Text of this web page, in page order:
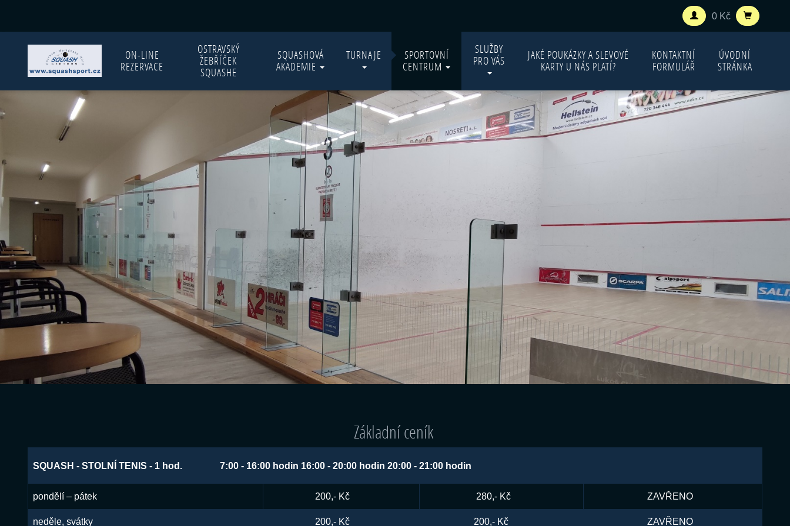
0 Kč
ON-LINE
REZERVACE
OSTRAVSKÝ
ŽEBŘÍČEK
SQUASHE
SQUASHOVÁ
AKADEMIE
TURNAJE
SPORTOVNÍ
CENTRUM
SLUŽBY
PRO VÁS
JAKÉ POUKÁZKY A SLEVOVÉ
KARTY U NÁS PLATÍ?
KONTAKTNÍ
FORMULÁŘ
ÚVODNÍ
STRÁNKA
Základní ceník
SQUASH - STOLNÍ TENIS - 1 hod. 7:00 - 16:00 hodin 16:00 - 20:00 hodin 20:00 - 21:00 hodin
pondělí – pátek 200,- Kč 280,- Kč ZAVŘENO
neděle, svátky 200,- Kč 200,- Kč ZAVŘENO